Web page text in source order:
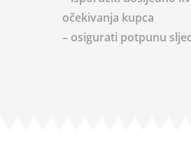
očekivanja kupca
– osigurati potpunu